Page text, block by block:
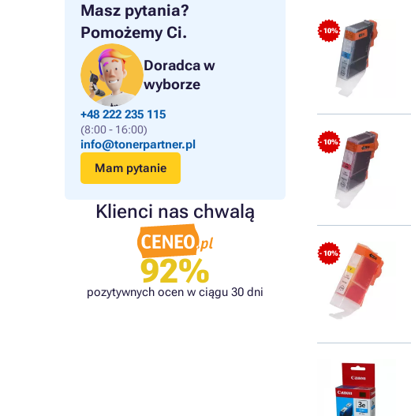
Masz pytania?
Pomożemy Ci.
Doradca w
wyborze
+48 222 235 115
(8:00 - 16:00)
info@tonerpartner.pl
Mam pytanie
Klienci nas chwalą
92%
pozytywnych ocen w ciągu 30 dni
- 10%
- 10%
- 10%